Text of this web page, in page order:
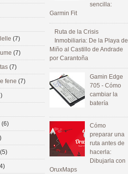
sencilla:
Garmin Fit
Ruta de la Crisis
Inmobiliaria: De la Playa de
Miño al Castillo de Andrade
por Carantoña
Gamin Edge
705 - Cómo
cambiar la
batería
Cómo
preparar una
ruta antes de
hacerla:
Dibujarla con
OruxMaps
(7)
(7)
(7)
fene (7)
(6)
(5)